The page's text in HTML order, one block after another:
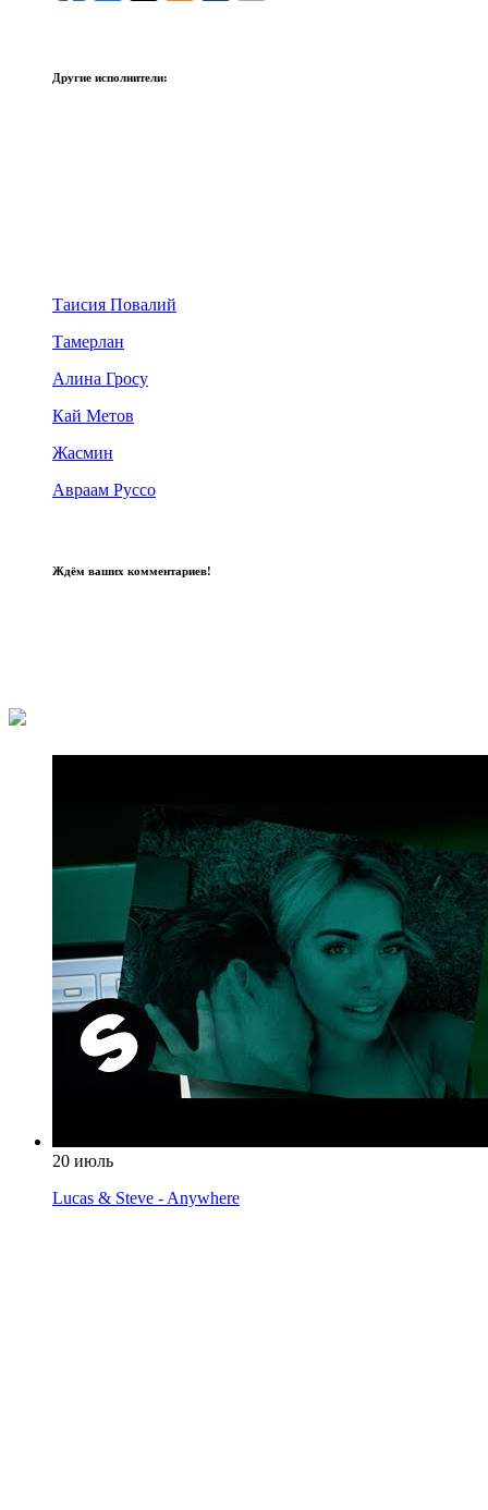
Другие исполнители:
Таисия Повалий
Тамерлан
Алина Гросу
Кай Метов
Жасмин
Авраам Руссо
Ждём ваших комментариев!
20 июль
Lucas & Steve - Anywhere